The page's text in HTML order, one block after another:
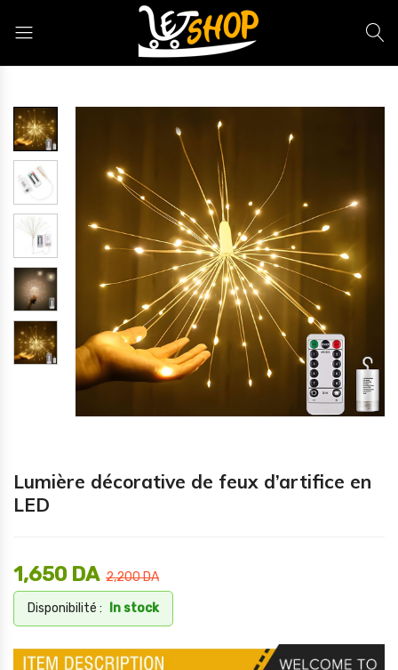
Lumière décorative de feux d’artifice en
LED
2,200DA
1,650 DA
Disponibilité : In stock